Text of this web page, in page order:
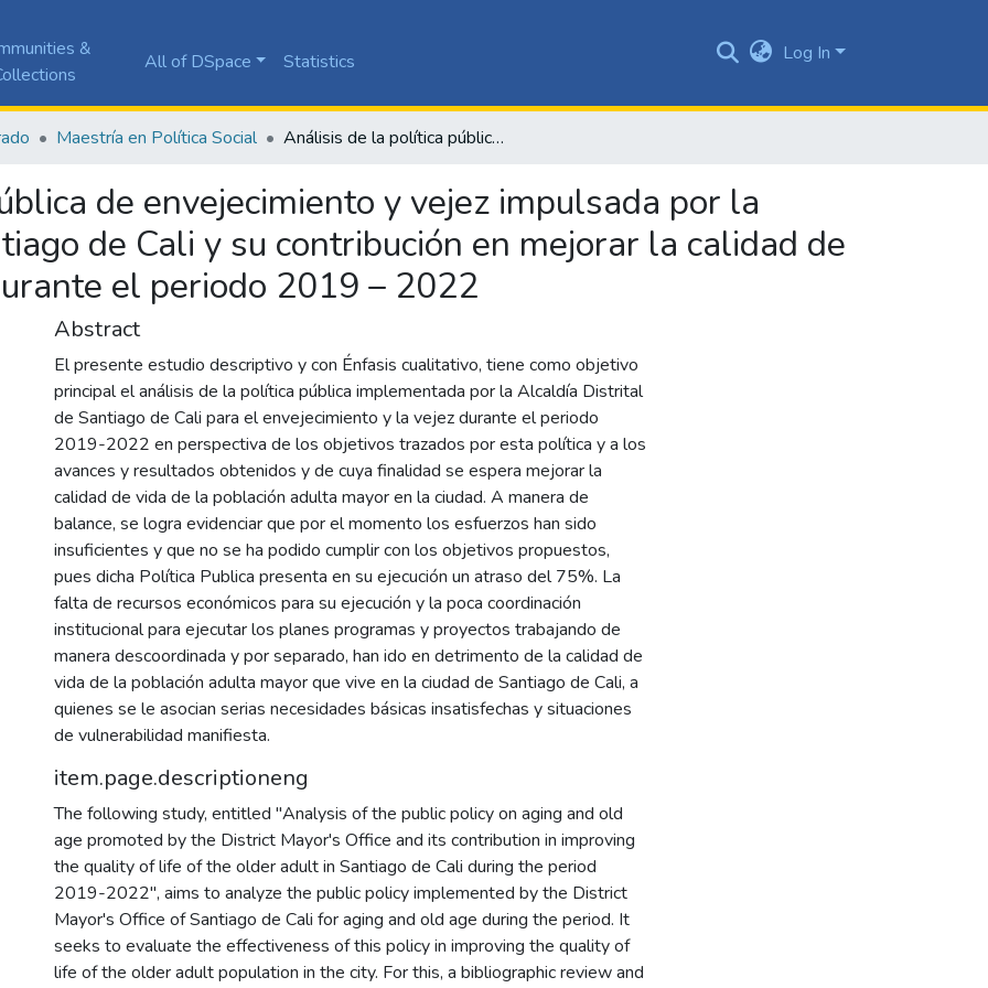
&
All of DSpace Statistics Log In
Maestría en Política Social Análisis de la política pública de envejecimiento y vejez impulsada por la alcaldía distrital de Santiago de Cali y su contribución en mejorar la calidad de vida del adulto mayor durante el periodo 2019 – 2022
de envejecimiento y vejez impulsada por la
de Cali y su contribución en mejorar la calidad de
el periodo 2019 – 2022
Abstract
El presente estudio descriptivo y con Énfasis cualitativo, tiene como objetivo
principal el análisis de la política pública implementada por la Alcaldía Distrital
de Santiago de Cali para el envejecimiento y la vejez durante el periodo
2019-2022 en perspectiva de los objetivos trazados por esta política y a los
avances y resultados obtenidos y de cuya finalidad se espera mejorar la
calidad de vida de la población adulta mayor en la ciudad. A manera de
balance, se logra evidenciar que por el momento los esfuerzos han sido
insuficientes y que no se ha podido cumplir con los objetivos propuestos,
pues dicha Política Publica presenta en su ejecución un atraso del 75%. La
falta de recursos económicos para su ejecución y la poca coordinación
institucional para ejecutar los planes programas y proyectos trabajando de
manera descoordinada y por separado, han ido en detrimento de la calidad de
vida de la población adulta mayor que vive en la ciudad de Santiago de Cali, a
quienes se le asocian serias necesidades básicas insatisfechas y situaciones
de vulnerabilidad manifiesta.
item.page.descriptioneng
The following study, entitled "Analysis of the public policy on aging and old
age promoted by the District Mayor's Office and its contribution in improving
the quality of life of the older adult in Santiago de Cali during the period
2019-2022", aims to analyze the public policy implemented by the District
Mayor's Office of Santiago de Cali for aging and old age during the period. It
seeks to evaluate the effectiveness of this policy in improving the quality of
life of the older adult population in the city. For this, a bibliographic review and